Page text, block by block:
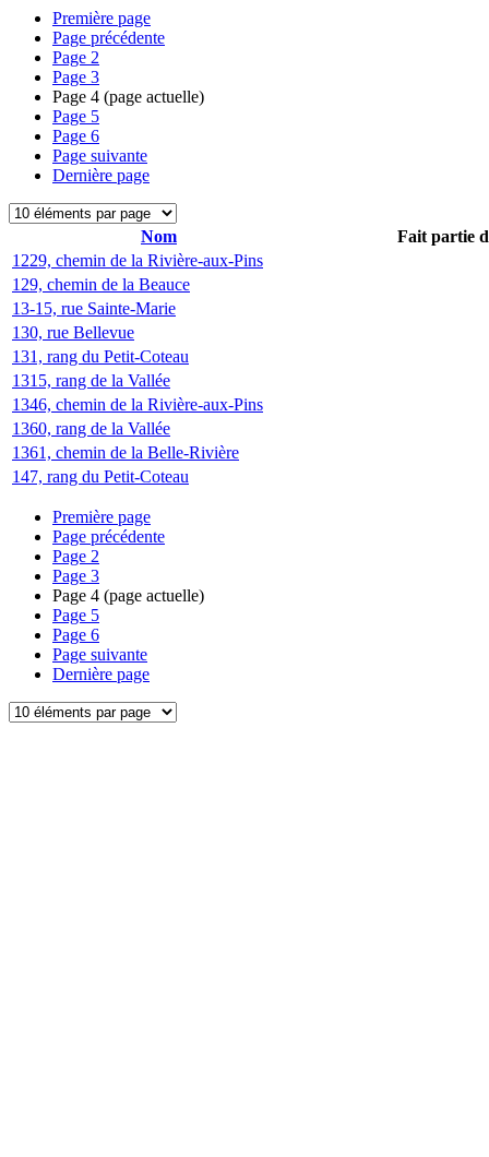
Première page
Page précédente
Page 2
Page 3
Page 4 (page actuelle)
Page 5
Page 6
Page suivante
Dernière page
Nom
Fait partie
1229, chemin de la Rivière-aux-Pins
129, chemin de la Beauce
13-15, rue Sainte-Marie
130, rue Bellevue
131, rang du Petit-Coteau
1315, rang de la Vallée
1346, chemin de la Rivière-aux-Pins
1360, rang de la Vallée
1361, chemin de la Belle-Rivière
147, rang du Petit-Coteau
Première page
Page précédente
Page 2
Page 3
Page 4 (page actuelle)
Page 5
Page 6
Page suivante
Dernière page